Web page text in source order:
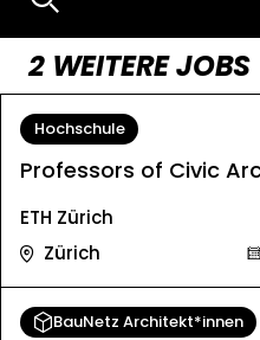
2 WEITERE JOBS
Hochschule
Professors of Civic
ETH Zürich
Zürich
BauNetz Architekt*innen